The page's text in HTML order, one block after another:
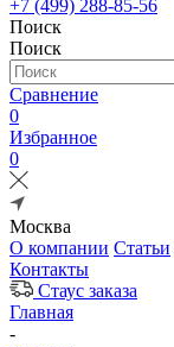
+7 (499) 288-85-56
Поиск
Поиск
Сравнение
0
Избранное
0
Москва
О компании Статьи
Контакты
Стаус заказа
Главная
-